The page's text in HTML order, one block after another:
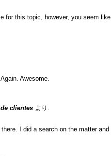
for this topic, however, you seem
Awesome.
clientes より:
I did a search on the matter